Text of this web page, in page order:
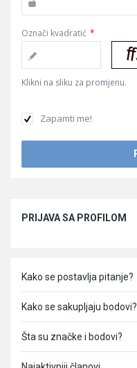
Označi kvadratić *
Klikni na sliku za promjenu.
Zapamti me!
PRIJAVA SA PROFILOM
Kako se postavlja pitanje?
Kako se sakupljaju bodovi?
Šta su značke i bodovi?